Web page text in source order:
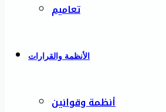
تعاميم
الأنظمة والقرارات
أنظمة وقوانين